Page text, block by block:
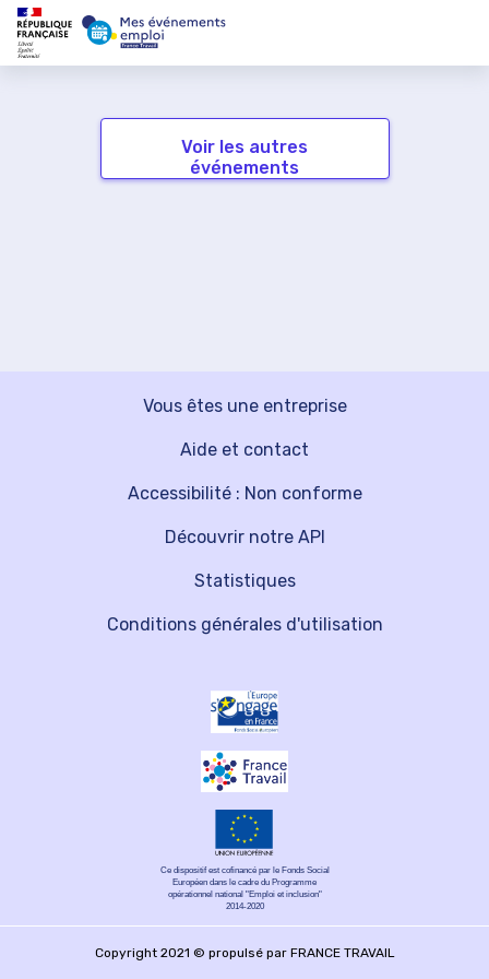
Voir les autres
événements
Vous êtes une entreprise
Découvrir notre API
Aide et contact
Statistiques
Accessibilité : Non conforme
Conditions générales d'utilisation
Ce dispositif est cofinancé par le Fonds Social
Européen dans le cadre du Programme
opérationnel national "Emploi et inclusion"
2014-2020
Copyright 2021 © propulsé par FRANCE TRAVAIL